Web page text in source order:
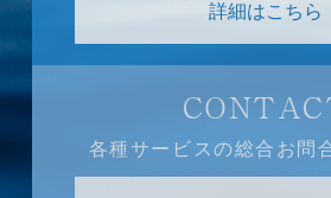
詳細はこちら
各種サービスの総合お問